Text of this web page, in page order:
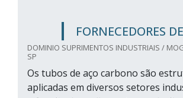
FORNECEDORES
DOMINIO SUPRIMENTOS INDUSTRIAIS /
SP
Os tubos de aço carbono são
aplicadas em diversos setores